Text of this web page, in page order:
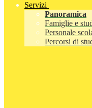
Servizi
Panoramica
Famiglie e
Personale
Percorsi di